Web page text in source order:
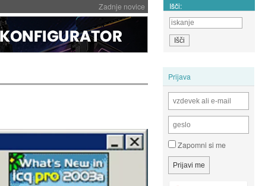
Zadnje novice Išči:
Prijava
Zapomni si me